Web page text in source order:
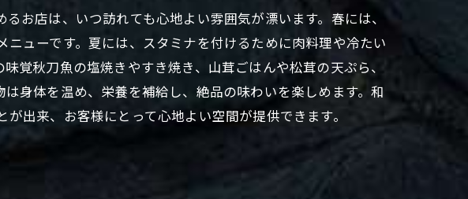
お店は、いつ訪れても心地よい雰囲気が漂います。春には、
ューです。夏には、スタミナを付けるために肉料理や冷たい
覚秋刀魚の塩焼きやすき焼き、山茸ごはんや松茸の天ぷら、
身体を温め、栄養を補給し、絶品の味わいを楽しめます。和
出来、お客様にとって心地よい空間が提供できます。